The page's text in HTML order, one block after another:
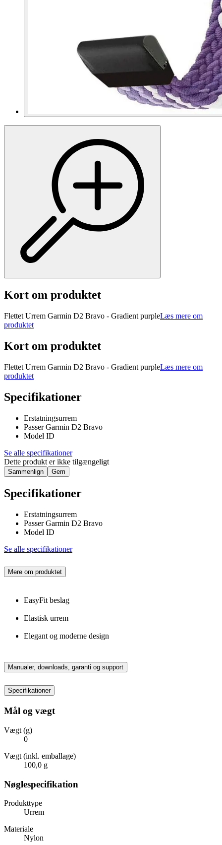
Kort om produktet
Flettet Urrem Garmin D2 Bravo - Gradient purpleLæs mere om
produktet
Kort om produktet
Flettet Urrem Garmin D2 Bravo - Gradient purpleLæs mere om
produktet
Specifikationer
Erstatningsurrem
Passer Garmin D2 Bravo
Model ID
Se alle specifikationer
Dette produkt er ikke tilgængeligt
Sammenlign Gem
Specifikationer
Erstatningsurrem
Passer Garmin D2 Bravo
Model ID
Se alle specifikationer
Mere om produktet
EasyFit beslag
Elastisk urrem
Elegant og moderne design
Manualer, downloads, garanti og support
Specifikationer
Mål og vægt
Vægt (g)
0
Vægt (inkl. emballage)
100,0 g
Nøglespecifikation
Produkttype
Urrem
Materiale
Nylon